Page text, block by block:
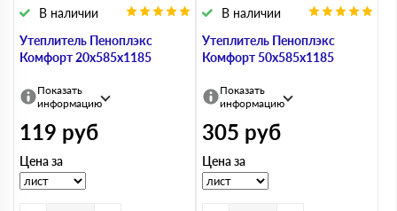
Утеплитель Пеноплэкс
Комфорт 20х585х1185
В наличии
Показать
информацию
119 руб
Цена за
Утеплитель Пеноплэкс
Комфорт 50х585х1185
В наличии
Показать
информацию
305 руб
Цена за